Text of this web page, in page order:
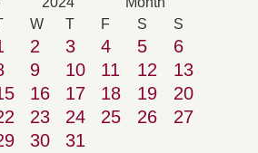
W T F S S
2 3 4 5
6
9 10 11 12
13
16 17 18 19
20
23 24 25 26
27
30
31